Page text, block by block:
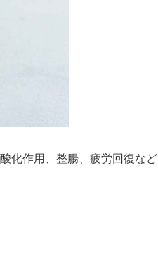
化作用、整腸、疲労回復など